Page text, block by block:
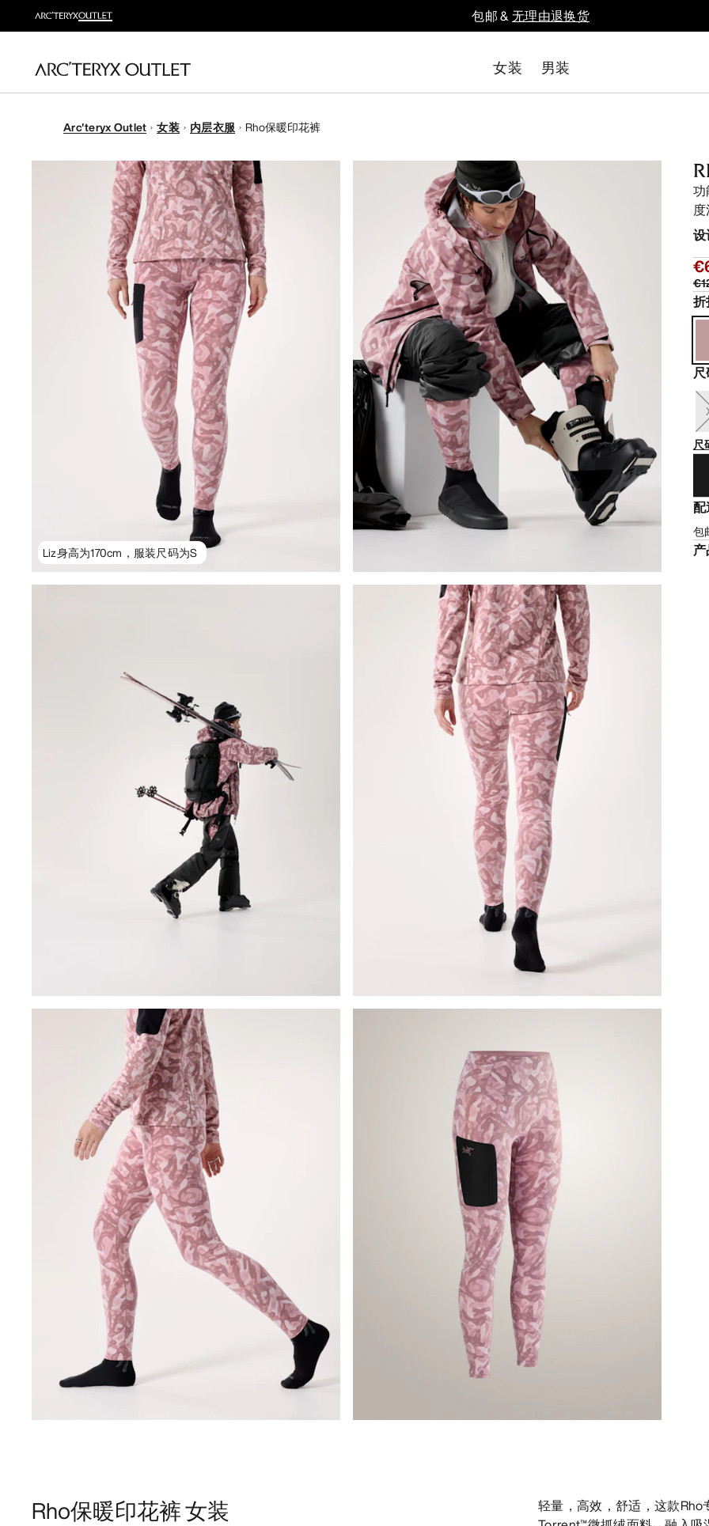
包邮 &无理由退换货
女装 男装
Arc'teryx Outlet 女装 内层衣服 Rho保暖印花裤
Liz身高为170cm，服装尺码为S
度
尺
包
Rho保暖印花裤 女装
轻量，高效，舒适，这款